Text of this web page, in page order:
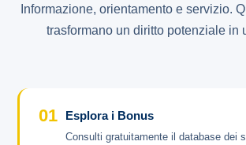
Informazione, orientamento e servizio.
trasformano un diritto potenziale in
01 Esplora i Bonus
Consulti gratuitamente il database dei